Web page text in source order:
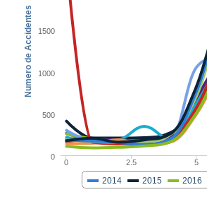
Numero de Accidentes
2014 2015 2016
0 2.5 5
0
500
1000
1500